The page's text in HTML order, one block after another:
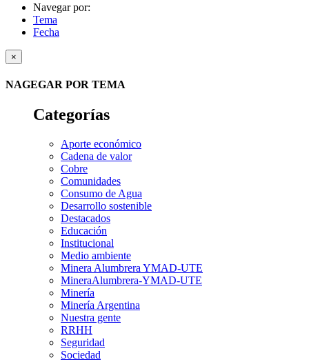
Navegar por:
Tema
Fecha
×
NAGEGAR POR TEMA
Categorías
Aporte económico
Cadena de valor
Cobre
Comunidades
Consumo de Agua
Desarrollo sostenible
Destacados
Educación
Institucional
Medio ambiente
Minera Alumbrera YMAD-UTE
MineraAlumbrera-YMAD-UTE
Minería
Minería Argentina
Nuestra gente
RRHH
Seguridad
Sociedad